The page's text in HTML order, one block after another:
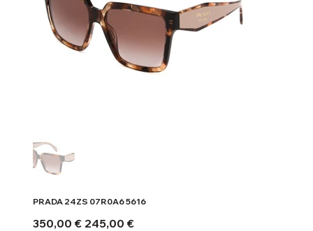
PRADA 24ZS 07R0A6 5616
Αρχική
τιμή
350,00 € Τιμή
έκπτωσης
245,00 €